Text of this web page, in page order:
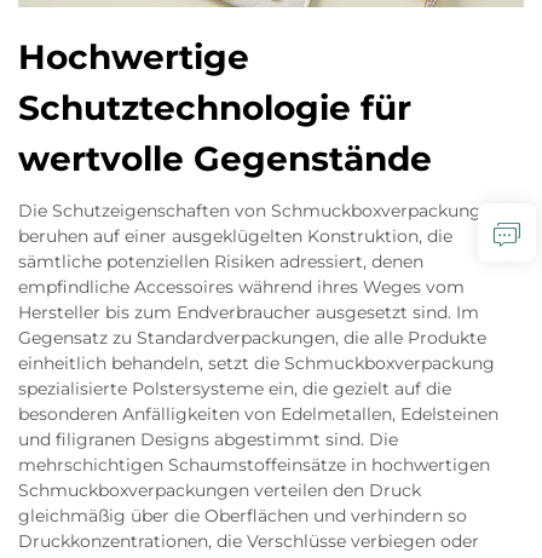
Hochwertige
Schutztechnologie für
wertvolle Gegenstände
Die Schutzeigenschaften von Schmuckboxverpackungen
beruhen auf einer ausgeklügelten Konstruktion, die
sämtliche potenziellen Risiken adressiert, denen
empfindliche Accessoires während ihres Weges vom
Hersteller bis zum Endverbraucher ausgesetzt sind. Im
Gegensatz zu Standardverpackungen, die alle Produkte
einheitlich behandeln, setzt die Schmuckboxverpackung
spezialisierte Polstersysteme ein, die gezielt auf die
besonderen Anfälligkeiten von Edelmetallen, Edelsteinen
und filigranen Designs abgestimmt sind. Die
mehrschichtigen Schaumstoffeinsätze in hochwertigen
Schmuckboxverpackungen verteilen den Druck
gleichmäßig über die Oberflächen und verhindern so
Druckkonzentrationen, die Verschlüsse verbiegen oder